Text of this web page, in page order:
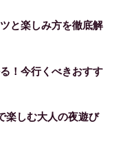
と楽しみ方を徹底解
！今行くべきおすす
楽しむ大人の夜遊び